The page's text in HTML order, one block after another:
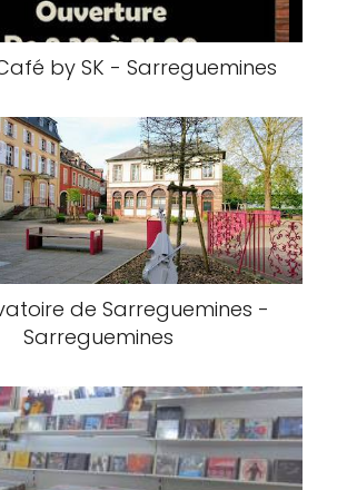
by SK - Sarreguemines
de Sarreguemines -
Sarreguemines